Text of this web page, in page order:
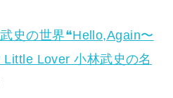
史の世界❝Hello,Again〜
Little Lover 小林武史の名